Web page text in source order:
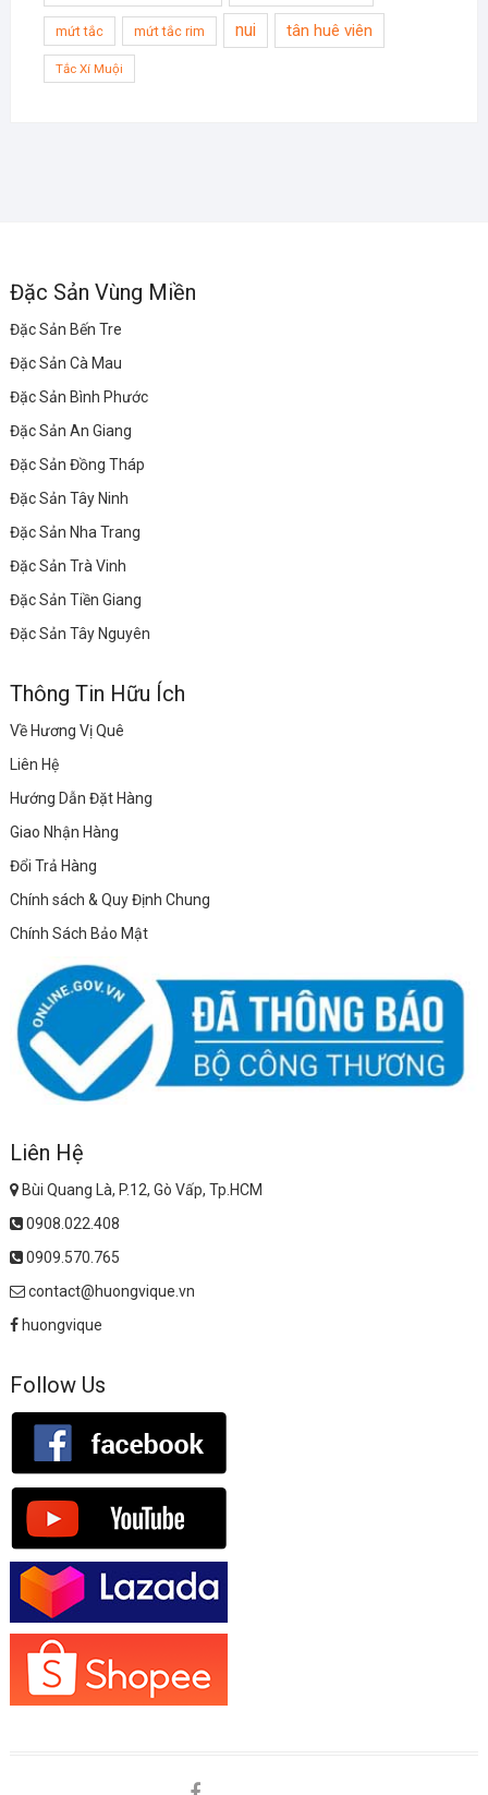
mứt tắc mứt tắc rim nui tân huê viên
Tắc Xí Muội
Đặc Sản Vùng Miền
Đặc Sản Bến Tre
Đặc Sản Cà Mau
Đặc Sản Bình Phước
Đặc Sản An Giang
Đặc Sản Đồng Tháp
Đặc Sản Tây Ninh
Đặc Sản Nha Trang
Đặc Sản Trà Vinh
Đặc Sản Tiền Giang
Đặc Sản Tây Nguyên
Thông Tin Hữu Ích
Về Hương Vị Quê
Liên Hệ
Hướng Dẫn Đặt Hàng
Giao Nhận Hàng
Đổi Trả Hàng
Chính sách & Quy Định Chung
Chính Sách Bảo Mật
Liên Hệ
Bùi Quang Là, P.12, Gò Vấp, Tp.HCM
0908.022.408
0909.570.765
contact@huongvique.vn
huongvique
Follow Us